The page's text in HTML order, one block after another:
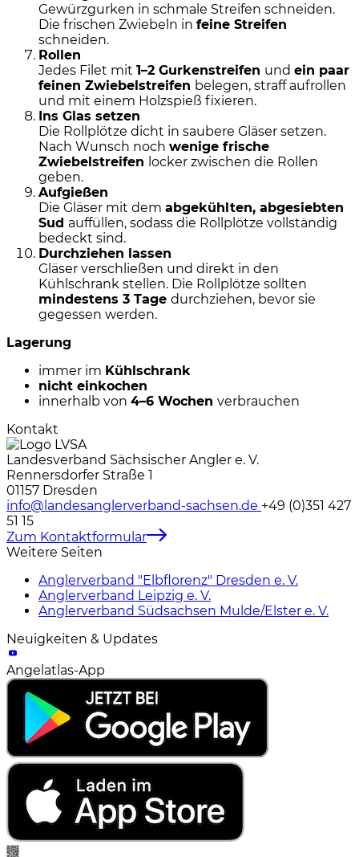
Gewürzgurken in schmale Streifen schneiden.
Die frischen Zwiebeln in feine Streifen
schneiden.
Rollen
Jedes Filet mit 1–2 Gurkenstreifen und ein paar
feinen Zwiebelstreifen belegen, straff aufrollen
und mit einem Holzspieß fixieren.
Ins Glas setzen
Die Rollplötze dicht in saubere Gläser setzen.
Nach Wunsch noch wenige frische
Zwiebelstreifen locker zwischen die Rollen
geben.
Aufgießen
Die Gläser mit dem abgekühlten, abgesiebten
Sud auffüllen, sodass die Rollplötze vollständig
bedeckt sind.
Durchziehen lassen
Gläser verschließen und direkt in den
Kühlschrank stellen. Die Rollplötze sollten
mindestens 3 Tage durchziehen, bevor sie
gegessen werden.
Lagerung
immer im Kühlschrank
nicht einkochen
innerhalb von 4–6 Wochen verbrauchen
Kontakt
Landesverband Sächsischer Angler e. V.
Rennersdorfer Straße 1
01157 Dresden
info@landesanglerverband-sachsen.de +49 (0)351 427
51 15
Zum Kontaktformular
Weitere Seiten
Anglerverband "Elbflorenz" Dresden e. V.
Anglerverband Leipzig e. V.
Anglerverband Südsachsen Mulde/Elster e. V.
Neuigkeiten & Updates
Angelatlas-App